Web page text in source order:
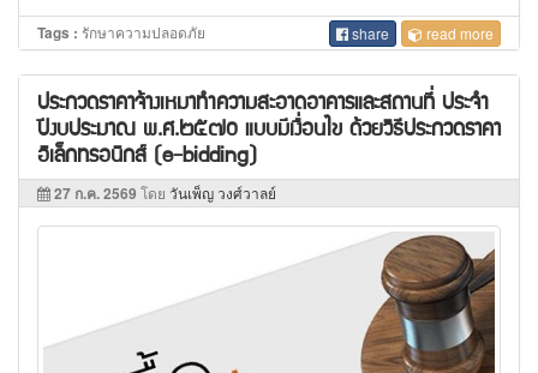
Tags : รักษาความปลอดภัย share read more
ประกวดราคาจ้างเหมาทำความสะอาดอาคารและสถานที่ ประจำ
ปีงบประมาณ พ.ศ.๒๕๗๐ แบบมีเงื่อนไข ด้วยวิธีประกวดราคา
อิเล็กทรอนิกส์ (e-bidding)
27 ก.ค. 2569 โดย วันเพ็ญ วงศ์วาลย์